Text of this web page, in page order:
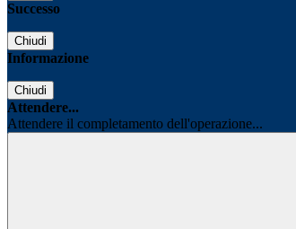
Successo
Chiudi
Informazione
Chiudi
Attendere...
Attendere il completamento dell'operazione...